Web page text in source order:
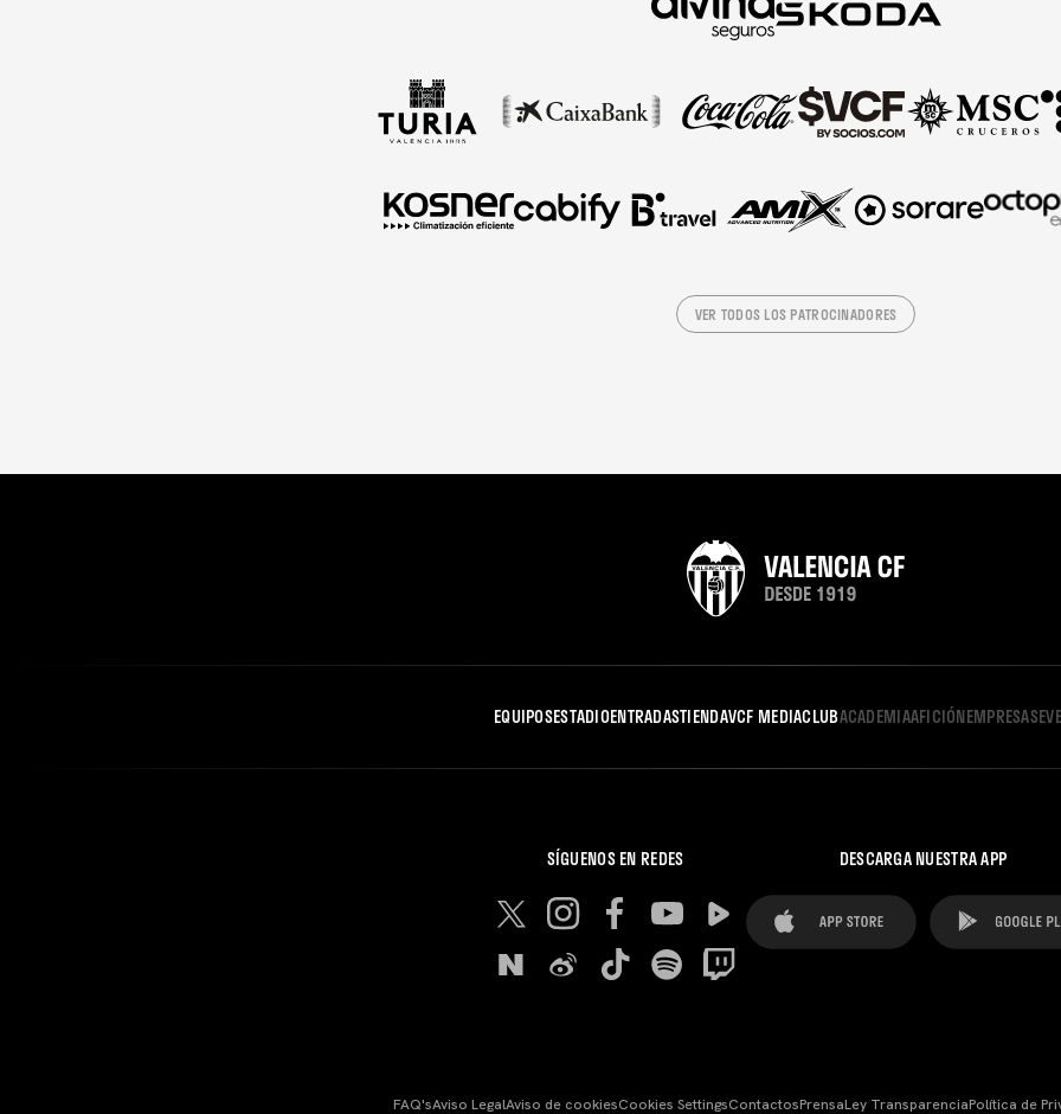
VER TODOS LOS PATROCINADORES
EQUIPOSESTADIOENTRADASTIENDAVCF MEDIACLUBACADEMIAAFICIÓNEMPRESAS
SÍGUENOS EN REDES DESCARGA NUESTRA APP
FAQ'sAviso LegalAviso de cookiesCookies SettingsContactosPrensaLey TransparenciaPolítica de